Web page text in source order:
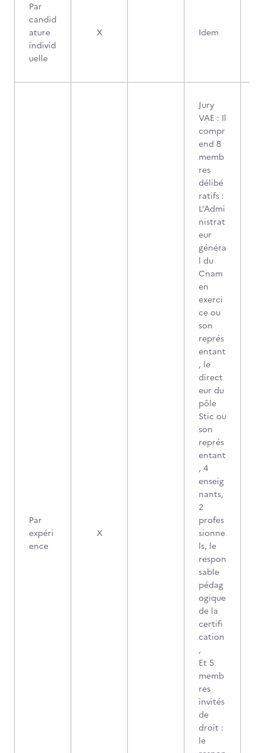
Par
candid
ature
individ
uelle
X Idem
Par
expéri
ence
X
Jury
VAE : Il
compr
end 8
memb
res
délibé
ratifs :
L’Admi
nistrat
eur
généra
l du
Cnam
en
exerci
ce ou
son
représ
entant
, le
direct
eur du
pôle
Stic ou
son
représ
entant
, 4
enseig
nants,
2
profes
sionne
ls, le
respon
sable
pédag
ogique
de la
certifi
cation
,
Et 5
memb
res
invités
de
droit :
le